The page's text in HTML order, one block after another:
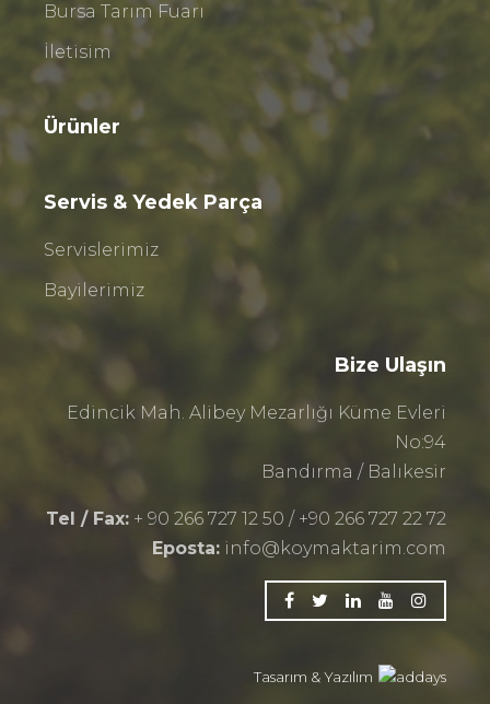
Bursa Tarım Fuarı
İletisim
Ürünler
Servis & Yedek Parça
Servislerimiz
Bayilerimiz
Bize Ulaşın
Edincik Mah. Alibey Mezarlığı Küme Evleri
No:94
Bandırma / Balıkesir
Tel / Fax: + 90 266 727 12 50 / +90 266 727 22 72
Eposta: info@koymaktarim.com
Tasarım & Yazılım